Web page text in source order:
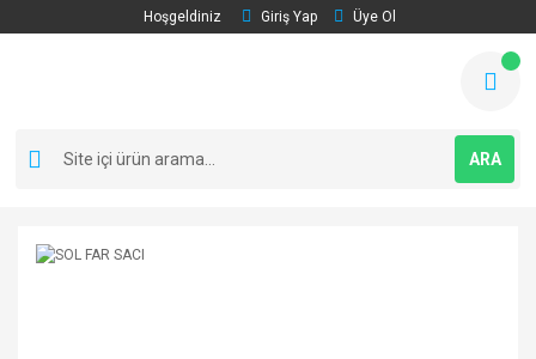
Hoşgeldiniz Giriş Yap Üye Ol
ARA